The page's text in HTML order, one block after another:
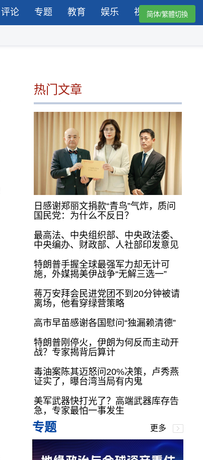
评论 专题 教育 娱乐 视频简体/繁體切換
热门文章
日感谢郑丽文捐款“青鸟”气炸，质问
国民党：为什么不反日？
最高法、中央组织部、中央政法委、
中央编办、财政部、人社部印发意见
特朗普手握全球最强军力却无计可
施，外媒揭美伊战争“无解三选一”
蒋万安拜会民进党团不到20分钟被请
离场，他看穿绿营策略
高市早苗感谢各国慰问“独漏赖清德”
特朗普刚停火，伊朗为何反而主动开
战？专家揭背后算计
毒油案陈其迈怒问20%决策，卢秀燕
证实了，曝台湾当局有内鬼
美军武器快打光了？高端武器库存告
急，专家最怕一事发生
专题 更多